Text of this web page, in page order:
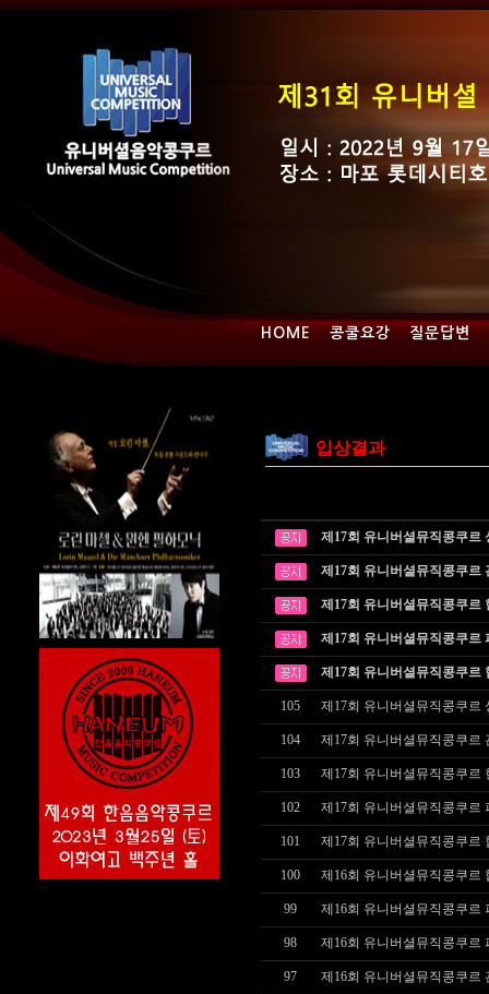
HOME 콩쿨요강 질문답변
입상결과
제17회 유니버셜뮤직콩쿠르
제17회 유니버셜뮤직콩쿠르
제17회 유니버셜뮤직콩쿠르
제17회 유니버셜뮤직콩쿠르
제17회 유니버셜뮤직콩쿠르
105 제17회 유니버셜뮤직콩쿠르
104 제17회 유니버셜뮤직콩쿠르
103 제17회 유니버셜뮤직콩쿠르
102 제17회 유니버셜뮤직콩쿠르
101 제17회 유니버셜뮤직콩쿠르
100 제16회 유니버셜뮤직콩쿠르
99 제16회 유니버셜뮤직콩쿠르
98 제16회 유니버셜뮤직콩쿠르
97 제16회 유니버셜뮤직콩쿠르